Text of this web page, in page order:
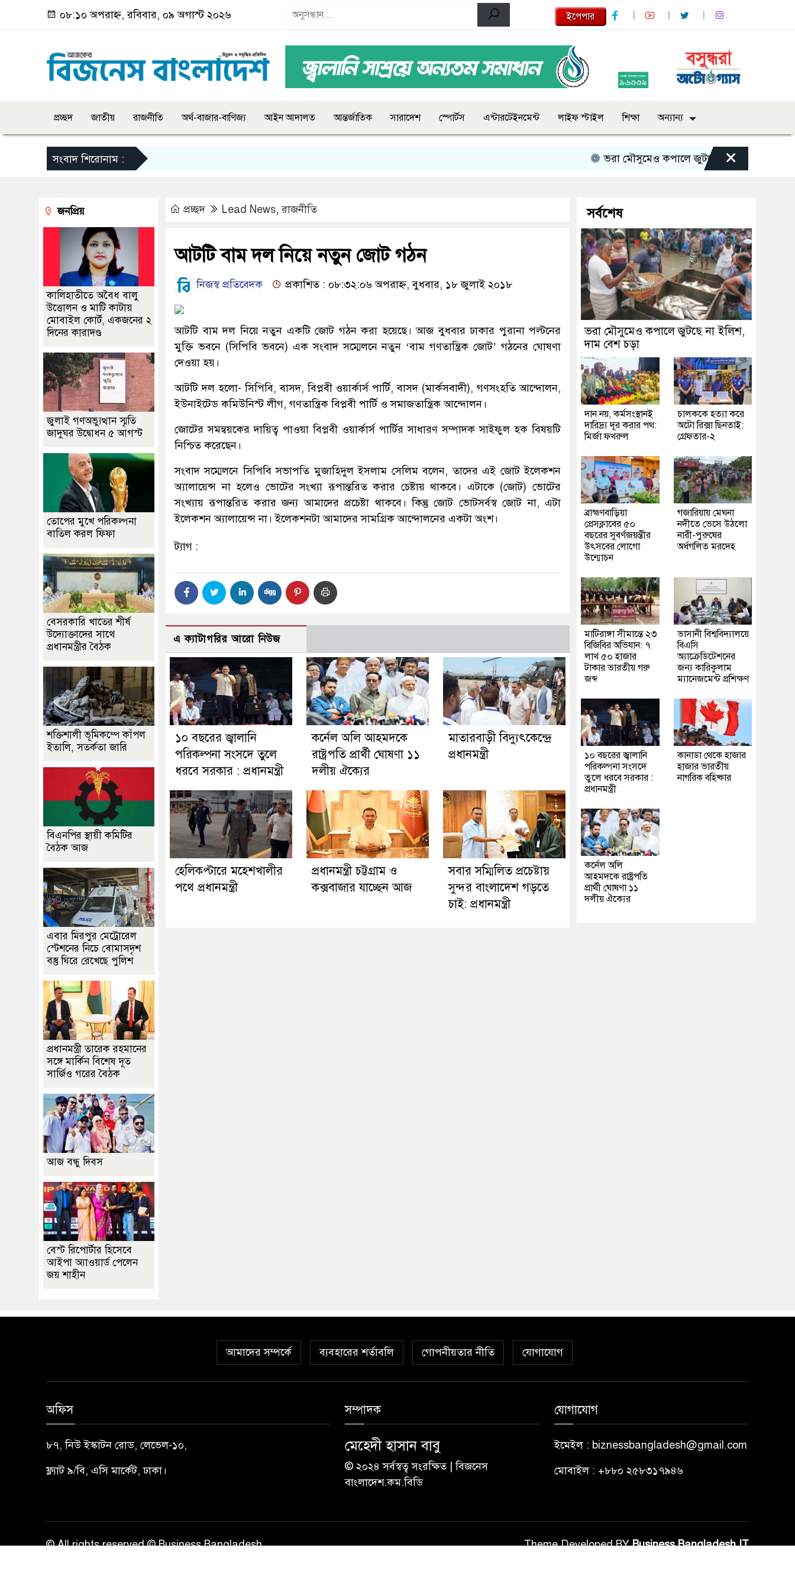
০৮:১০ অপরাহ্ন, রবিবার, ০৯ অগাস্ট ২০২৬ ইপেপার
প্রচ্ছদ জাতীয় রাজনীতি অর্থ-বাজার-বাণিজ্য আইন আদালত আন্তর্জাতিক সারাদেশ স্পোর্টস এন্টারটেইনমেন্ট লাইফ স্টাইল শিক্ষা অন্যান্য
সংবাদ শিরোনাম : ভরা মৌসুমেও কপালে জুটছে না ইলিশ, দাম বেশ চড়া
×
প্রচ্ছদ Lead News,রাজনীতি
আটটি বাম দল নিয়ে নতুন জোট গঠন
নিজস্ব প্রতিবেদক প্রকাশিত : ০৮:৩২:০৬ অপরাহ্ন, বুধবার, ১৮ জুলাই ২০১৮
আটটি বাম দল নিয়ে নতুন একটি জোট গঠন করা হয়েছে। আজ বুধবার ঢাকার পুরানা পল্টনের
মুক্তি ভবনে (সিপিবি ভবনে) এক সংবাদ সম্মেলনে নতুন ‘বাম গণতান্ত্রিক জোট’ গঠনের ঘোষণা
দেওয়া হয়।
আটটি দল হলো- সিপিবি, বাসদ, বিপ্লবী ওয়ার্কার্স পার্টি, বাসদ (মার্কসবাদী), গণসংহতি আন্দোলন,
ইউনাইটেড কমিউনিস্ট লীগ, গণতান্ত্রিক বিপ্লবী পার্টি ও সমাজতান্ত্রিক আন্দোলন।
জোটের সমন্বয়কের দায়িত্ব পাওয়া বিপ্লবী ওয়ার্কার্স পার্টির সাধারণ সম্পাদক সাইফুল হক বিষয়টি
নিশ্চিত করেছেন।
সংবাদ সম্মেলনে সিপিবি সভাপতি মুজাহিদুল ইসলাম সেলিম বলেন, তাদের এই জোট ইলেকশন
অ্যালায়েন্স না হলেও ভোটের সংখ্যা রূপান্তরিত করার চেষ্টায় থাকবে। এটাকে (জোট) ভোটের
সংখ্যায় রূপান্তরিত করার জন্য আমাদের প্রচেষ্টা থাকবে। কিন্তু জোট ভোটসর্বস্ব জোট না, এটা
ইলেকশন অ্যালায়েন্স না। ইলেকশনটা আমাদের সামগ্রিক আন্দোলনের একটা অংশ।
ট্যাগ :
এ ক্যাটাগরির আরো নিউজ
১০ বছরের জ্বালানি
পরিকল্পনা সংসদে তুলে
ধরবে সরকার : প্রধানমন্ত্রী
কর্নেল অলি আহমদকে
রাষ্ট্রপতি প্রার্থী ঘোষণা ১১
দলীয় ঐক্যের
মাতারবাড়ী বিদ্যুৎকেন্দ্রে
প্রধানমন্ত্রী
হেলিকপ্টারে মহেশখালীর
পথে প্রধানমন্ত্রী
প্রধানমন্ত্রী চট্টগ্রাম ও
কক্সবাজার যাচ্ছেন আজ
সবার সম্মিলিত প্রচেষ্টায়
সুন্দর বাংলাদেশ গড়তে
চাই: প্রধানমন্ত্রী
জনপ্রিয়
কালিহাতীতে অবৈধ বালু
উত্তোলন ও মাটি কাটায়
মোবাইল কোর্ট, একজনের ২
দিনের কারাদণ্ড
জুলাই গণঅভ্যুত্থান স্মৃতি
জাদুঘর উদ্বোধন ৫ আগস্ট
তোপের মুখে পরিকল্পনা
বাতিল করল ফিফা
বেসরকারি খাতের শীর্ষ
উদ্যোক্তাদের সাথে
প্রধানমন্ত্রীর বৈঠক
শক্তিশালী ভূমিকম্পে কাঁপল
ইতালি, সতর্কতা জারি
বিএনপির স্থায়ী কমিটির
বৈঠক আজ
এবার মিরপুর মেট্রোরেল
স্টেশনের নিচে বোমাসদৃশ
বস্তু ঘিরে রেখেছে পুলিশ
প্রধানমন্ত্রী তারেক রহমানের
সঙ্গে মার্কিন বিশেষ দূত
সার্জিও গরের বৈঠক
আজ বন্ধু দিবস
বেস্ট রিপোর্টার হিসেবে
আইপা অ্যাওয়ার্ড পেলেন
জয় শাহীন
সর্বশেষ
ভরা মৌসুমেও কপালে জুটছে না ইলিশ,
দাম বেশ চড়া
দান নয়, কর্মসংস্থানই
দারিদ্র্য দূর করার পথ:
মির্জা ফখরুল
চালককে হত্যা করে
অটো রিক্সা ছিনতাই:
গ্রেফতার-২
ব্রাহ্মণবাড়িয়া
প্রেসক্লাবের ৫০
বছরের সুবর্ণজয়ন্তীর
উৎসবের লোগো
উন্মোচন
গজারিয়ায় মেঘনা
নদীতে ভেসে উঠলো
নারী-পুরুষের
অর্ধগলিত মরদেহ
মাটিরাঙ্গা সীমান্তে ২৩
বিজিবির অভিযান: ৭
লাখ ৫০ হাজার
টাকার ভারতীয় গরু
জব্দ
ভাসানী বিশ্ববিদ্যালয়ে
বিএসি
অ্যাক্রেডিটেশনের
জন্য কারিকুলাম
ম্যানেজমেন্ট প্রশিক্ষণ
১০ বছরের জ্বালানি
পরিকল্পনা সংসদে
তুলে ধরবে সরকার :
প্রধানমন্ত্রী
কানাডা থেকে হাজার
হাজার ভারতীয়
নাগরিক বহিষ্কার
কর্নেল অলি
আহমদকে রাষ্ট্রপতি
প্রার্থী ঘোষণা ১১
দলীয় ঐক্যের
আমাদের সম্পর্কে ব্যবহারের শর্তাবলি গোপনীয়তার নীতি যোগাযোগ
অফিস
৮৭, নিউ ইস্কাটন রোড, লেভেল-১০,
ফ্ল্যাট ৯/বি, এসি মার্কেট, ঢাকা।
সম্পাদক
মেহেদী হাসান বাবু
© ২০২৪ সর্বস্বত্ব সংরক্ষিত | বিজনেস
বাংলাদেশ.কম.বিডি
যোগাযোগ
ইমেইল : biznessbangladesh@gmail.com
মোবাইল : +৮৮০ ২৫৮৩১৭৯৪৬
© All rights reserved © Business Bangladesh Theme Developed BYBusiness Bangladesh IT